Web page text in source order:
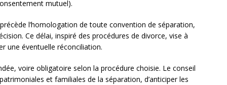
mutuel).
l’homologation de toute convention de séparation,
Ce délai, inspiré des procédures de divorce, vise à
une éventuelle réconciliation.
voire obligatoire selon la procédure choisie. Le conseil
et familiales de la séparation, d’anticiper les